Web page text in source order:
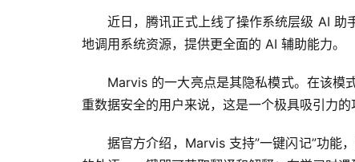
近日，腾讯正式上线了操作系统层级 AI 助
地调用系统资源，提供更全面的 AI 辅助能力。
Marvis 的一大亮点是其隐私模式。在该模
重数据安全的用户来说，这是一个极具吸引力的
据官方介绍，Marvis 支持”一键闪记”功